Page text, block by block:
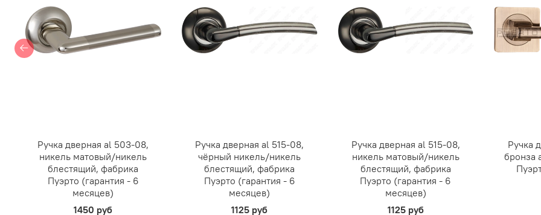
Ручка дверная al 503-08,
никель матовый/никель
блестящий, фабрика
Пуэрто (гарантия - 6
месяцев)
1450 руб
Ручка дверная al 515-08,
чёрный никель/никель
блестящий, фабрика
Пуэрто (гарантия - 6
месяцев)
1125 руб
Ручка дверная al 515-08,
никель матовый/никель
блестящий, фабрика
Пуэрто (гарантия - 6
месяцев)
1125 руб
Ручка
бронза